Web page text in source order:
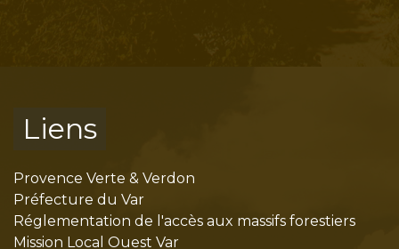
Liens
Provence Verte & Verdon
Préfecture du Var
Réglementation de l'accès aux massifs forestiers
Mission Local Ouest Var